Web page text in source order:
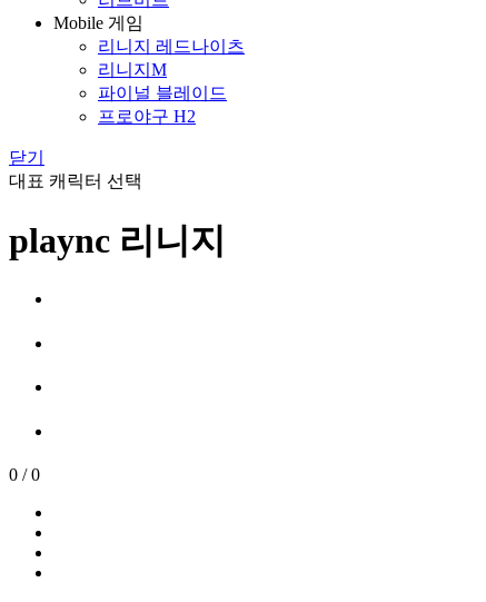
Mobile 게임
리니지 레드나이츠
리니지M
파이널 블레이드
프로야구 H2
닫기
대표 캐릭터 선택
plaync 리니지
0 / 0